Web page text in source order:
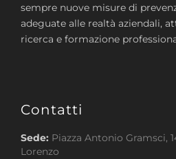
sempre nuove misure di
adeguate alle realtà aziendali,
ricerca e formazione
Contatti
Sede: Piazza Antonio Gramsci,
Lorenzo